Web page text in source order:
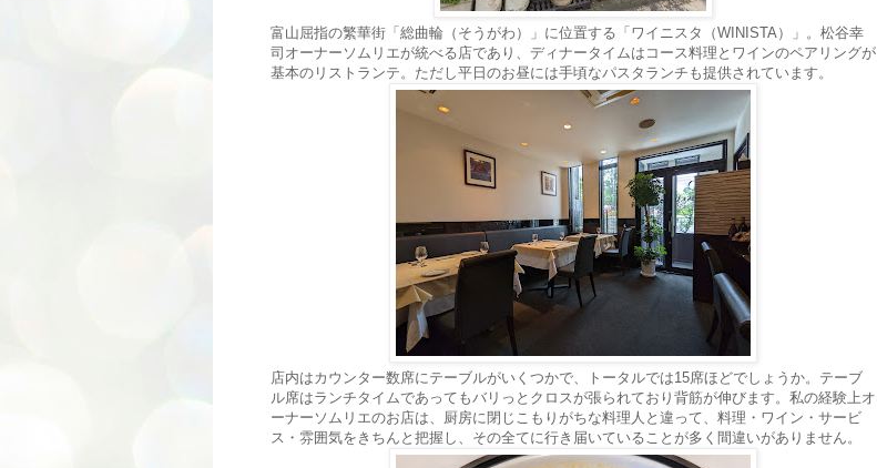
富山屈指の繁華街「総曲輪（そうがわ）」に位置する「ワイニスタ（WINISTA）」。松谷幸
司オーナーソムリエが統べる店であり、ディナータイムはコース料理とワインのペアリングが
基本のリストランテ。ただし平日のお昼には手頃なパスタランチも提供されています。
店内はカウンター数席にテーブルがいくつかで、トータルでは15席ほどでしょうか。テーブ
ル席はランチタイムであってもバリっとクロスが張られており背筋が伸びます。私の経験上オ
ーナーソムリエのお店は、厨房に閉じこもりがちな料理人と違って、料理・ワイン・サービ
ス・雰囲気をきちんと把握し、その全てに行き届いていることが多く間違いがありません。